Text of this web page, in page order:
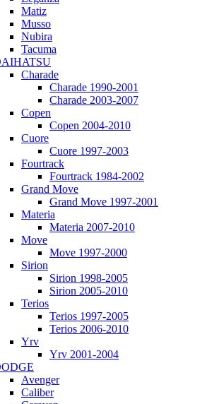
Matiz
Musso
Nubira
Tacuma
Charade
Charade 1990-2001
Charade 2003-2007
Copen
Copen 2004-2010
Cuore
Cuore 1997-2003
Fourtrack
Fourtrack 1984-2002
Grand Move
Grand Move 1997-2001
Materia
Materia 2007-2010
Move
Move 1997-2000
Sirion
Sirion 1998-2005
Sirion 2005-2010
Terios
Terios 1997-2005
Terios 2006-2010
Yrv
Yrv 2001-2004
Avenger
Caliber